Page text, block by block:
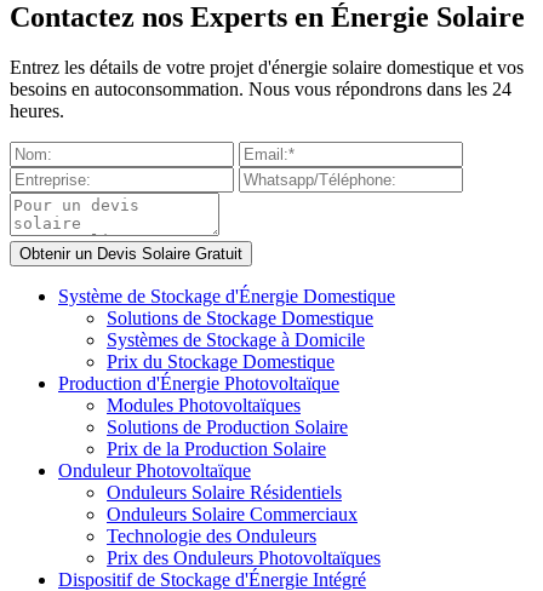
Contactez nos Experts en Énergie Solaire
Entrez les détails de votre projet d'énergie solaire domestique et vos
besoins en autoconsommation. Nous vous répondrons dans les 24
heures.
Système de Stockage d'Énergie Domestique
Solutions de Stockage Domestique
Systèmes de Stockage à Domicile
Prix du Stockage Domestique
Production d'Énergie Photovoltaïque
Modules Photovoltaïques
Solutions de Production Solaire
Prix de la Production Solaire
Onduleur Photovoltaïque
Onduleurs Solaire Résidentiels
Onduleurs Solaire Commerciaux
Technologie des Onduleurs
Prix des Onduleurs Photovoltaïques
Dispositif de Stockage d'Énergie Intégré